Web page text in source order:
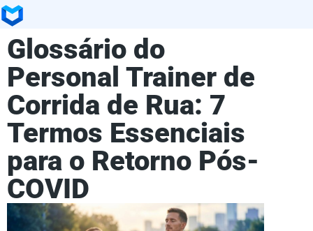
Glossário do
Personal Trainer de
Corrida de Rua: 7
Termos Essenciais
para o Retorno Pós-
COVID